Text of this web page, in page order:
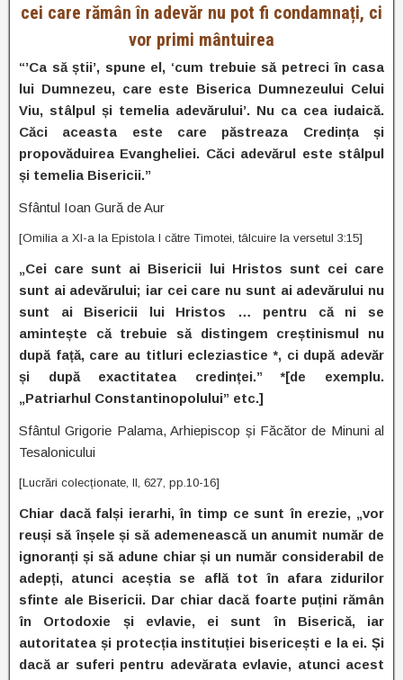
cei care rămân în adevăr nu pot fi condamnați, ci
vor primi mântuirea
“’Ca să știi’, spune el, ‘cum trebuie să petreci în casa
lui Dumnezeu, care este Biserica Dumnezeului Celui
Viu, stâlpul și temelia adevărului’. Nu ca cea iudaică.
Căci aceasta este care păstreaza Credința și
propovăduirea Evangheliei. Căci adevărul este stâlpul
și temelia Bisericii.”
Sfântul Ioan Gură de Aur
[Omilia a XI-a la Epistola I către Timotei, tâlcuire la versetul 3:15]
„Cei care sunt ai Bisericii lui Hristos sunt cei care
sunt ai adevărului; iar cei care nu sunt ai adevărului nu
sunt ai Bisericii lui Hristos … pentru că ni se
amintește că trebuie să distingem creștinismul nu
după față, care au titluri ecleziastice *, ci după adevăr
și după exactitatea credinței.” *[de exemplu.
„Patriarhul Constantinopolului” etc.]
Sfântul Grigorie Palama, Arhiepiscop și Făcător de Minuni al
Tesalonicului
[Lucrări colecționate, II, 627, pp.10-16]
Chiar dacă falși ierarhi, în timp ce sunt în erezie, „vor
reuși să înșele și să ademenească un anumit număr de
ignoranți și să adune chiar și un număr considerabil de
adepți, atunci aceștia se află tot în afara zidurilor
sfinte ale Bisericii. Dar chiar dacă foarte puțini rămân
în Ortodoxie și evlavie, ei sunt în Biserică, iar
autoritatea și protecția instituției bisericești e la ei. Și
dacă ar suferi pentru adevărata evlavie, atunci acest